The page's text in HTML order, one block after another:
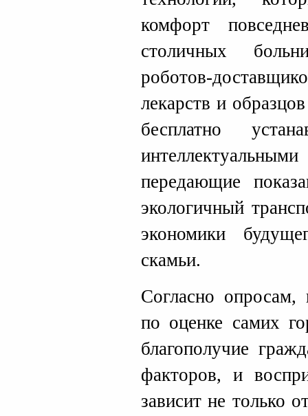
комфорт
столичных
роботов-
лекарств и
бесплатно
передающие
экологичный
экономики
скамьи.
Согласно
по оценке самих
благополучие
факторов, и
зависит не только